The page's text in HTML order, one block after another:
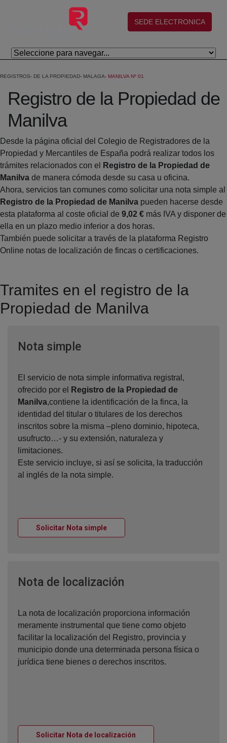
Skip to Main Content
(abre en nueva ventana)
SEDE ELECTRONICA
REGISTROS DE LA PROPIEDAD MALAGA MANILVA Nº 01
Registro de la Propiedad de
Manilva
Desde la página oficial del Colegio de Registradores de la
Propiedad y Mercantiles de España podrá realizar todos los
trámites relacionados con el
Registro de la Propiedad de
Manilva de manera cómoda desde su casa u oficina.
Ahora, servicios tan comunes como solicitar una nota simple al
Registro de la Propiedad de Manilva pueden hacerse desde
esta plataforma al coste oficial de 9,02 € más IVA y disponer de
ella en un plazo medio inferior a dos horas.
También puede solicitar a través de la plataforma Registro
Online notas de localización de fincas o certificaciones.
Tramites en el registro de la
Propiedad de Manilva
Nota simpleVentana nueva
El servicio de nota simple informativa registral,
ofrecido por el
Registro de la Propiedad de
Manilva,contiene la identificación de la finca, la
identidad del titular o titulares de los derechos
inscritos sobre la misma –pleno dominio, hipoteca,
usufructo…- y su extensión, naturaleza y
limitaciones.
Este servicio incluye, si así se solicita, la traducción
al inglés de la nota simple.
Solicitar Nota simpleVentana nueva
Nota de localización
La nota de localización proporciona información
meramente instrumental que tiene como objeto
facilitar la localización del Registro, provincia y
municipio donde una determinada persona física o
jurídica tiene bienes o derechos inscritos.
Solicitar Nota de localización